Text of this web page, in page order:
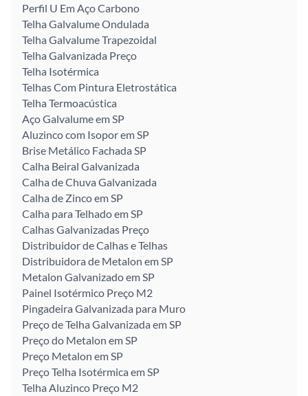
Perfil U Em Aço Carbono
Telha Galvalume Ondulada
Telha Galvalume Trapezoidal
Telha Galvanizada Preço
Telha Isotérmica
Telhas Com Pintura Eletrostática
Telha Termoacústica
Aço Galvalume em SP
Aluzinco com Isopor em SP
Brise Metálico Fachada SP
Calha Beiral Galvanizada
Calha de Chuva Galvanizada
Calha de Zinco em SP
Calha para Telhado em SP
Calhas Galvanizadas Preço
Distribuidor de Calhas e Telhas
Distribuidora de Metalon em SP
Metalon Galvanizado em SP
Painel Isotérmico Preço M2
Pingadeira Galvanizada para Muro
Preço de Telha Galvanizada em SP
Preço do Metalon em SP
Preço Metalon em SP
Preço Telha Isotérmica em SP
Telha Aluzinco Preço M2